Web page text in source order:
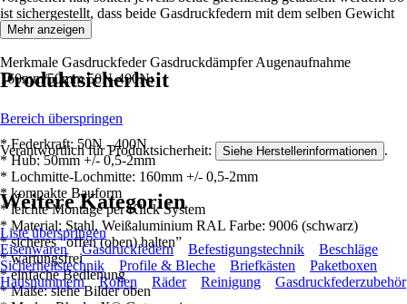
ist sichergestellt, dass beide Gasdruckfedern mit dem selben Gewicht
belastet werden.
Merkmale Gasdruckfeder Gasdruckdämpfer Augenaufnahme
160mm/50mm 50N-400N:
* Federkraft: 50N - 400N
* Hub: 50mm +/- 0,5-2mm
* Lochmitte-Lochmitte: 160mm +/- 0,5-2mm
* kompakte Bauform
* leichte Montage per Klick System
* Material: Stahl, Weißaluminium RAL Farbe: 9006 (schwarz)
* sicheres “offen (oben) halten”
* wartungsfrei
* einfache Bedienung
* Maße: siehe Bilder oben
Mehr anzeigen
Produktsicherheit
Bereich überspringen
Verantwortlich für Produktsicherheit: Siehe Herstellerinformationen .
Weitere Kategorien
Liste überspringen
Eisenwaren
Gasdruckfedern Befestigungstechnik
Beschläge
Sicherheitstechnik
Profile & Bleche Briefkästen
Paketboxen
Hausnummern
Rollen Räder Reinigung Gasdruckfederzubehör